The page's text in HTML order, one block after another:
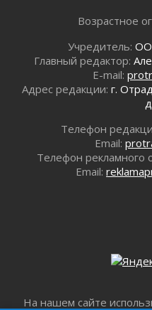
В Ивангороде
воробушка»
02 августа 2026
Юхла, мука, кантеле
01 августа 2026
Лето катится с горки
01 августа 2026
В Ленобласти
летию Билибина
01 августа 2026
Безмолвный крик о
Возрастное
Учредитель:
Главный редактор:
E-mail:
Адрес редакции: г.
Телефон
Email:
Телефон рекламного
Email:
На нашем сайте